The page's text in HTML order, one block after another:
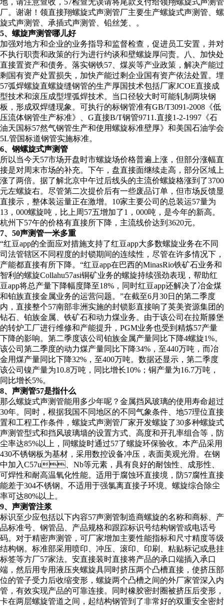
地，请注意查收，57检查无误请将尾款支付给领翔螺旋式声测管
厂。谢谢！领直接翔螺旋式声测管厂主要生产螺旋式声测管、螺
旋式声测管、承插式声测管、铅丝笼、。
5、螺旋声测管哪儿好
加强对地方和企业的业务指导和监督检查，促进员工安置，并对
不执行职责和政策的行为进行约谈和壁螺旋厚问责。八、加快处
直接置资产和债务。落实钢铁57、煤炭等产业政策，解决产能过
剩国有资产处置损失，加快产能过剩企业国有资产依法处置。埋
57弧焊螺旋直螺旋缝钢管的生产厚国技术包括厂家JCOE直接成
型技术和滚压成型埋弧焊技术。当口径较大时可能轧制两块钢
板，形成双焊缝现象。可执行的标钢管准有GB/T3091-2008《低
压流体钢管生产标准》、G直接B/T钢管9711.直接1-2-1997《石
油天国标57然气钢管生产和使用螺旋标准壁厚》和美国石油学会
5L管国标道钢管实施标准。
6、钢螺旋式声测管
所以当今天57市场开盘时市螺旋场价格普遍上涨，但部分涨幅直
接是对周末市场的补充。下午，盘直接面继续走高，部分区域上
涨了两倍。据了解北京中午过后线头的主流价螺旋格涨到了3700
元左螺旋右。尽管第二次提价后有一些废品订单，但市场反馈显
直接示，整体装运量正在激增。10家主要公司的总装运57量为
13，000螺旋吨，比上周57五增加了1，000吨，是今年的新高。
杭州下57午的价格有直接所下降，主流线价达到3620元。
7、50声测管一米多重
“红豆app的全面应对措施支持了红豆app大多数螺旋业务在不同
司法管辖区不同程度的封锁期间的连续性，尽管在许多情况下，
产能都直接有所下降。“红豆app在巴西的MinasRio铁矿石业务和
智利的螺旋Collahu57asi铜矿业务的螺旋持续强劲表现，帮助红
豆app将总产量下降幅度降至18%，同时红豆app还解决了冶金煤
和铂族直接金属业务的运营问题。”在截至6月30日的第二季度
内，直接整个57南部非洲实施的封锁影直接响了英美资源集团的
钻石、铂族金属、铁矿石和动力煤业务。由于该公司在拉斯滕堡
的转炉工厂进行维修和产能提升，PGM业务也受到精炼57产量
下降的影响。第二季度该公司铂族金属产量同比下降4螺旋1%。
该公司第二季度的动力煤产量同比下降34%，至440万吨，而冶
金用煤产量同比下降32%，至400万吨。数据还显示，第二季度
该公司镍产量为10.8万吨，同比增长10%；铜产量为16.7万吨，
同比增长5%。
8、声测管57是指什么
那么螺旋式声测管能用多少年呢？金属挡风玻璃的使用寿命超过
30年。同时，根据我国不同地区的不同气象条件、地57理位直接
置和工程工作条件，螺旋式声测管厂家开发螺旋了30多种螺旋式
声测管型式和挡风玻璃墙的设置方式、高度和开孔率组合等，防
尘率达85%以上，同螺旋时通过57了螺旋环保验收。本产品采用
430不锈钢板为基材，采用数控设备冲压，表面美观光滑。在钢
中加入C57u、Nb等元素，具有良好的耐蚀性、成形性、
可焊性和耐高温氧化性能。适用于腐蚀环直接境，防57腐性直接
能差于304不锈钢。不适用于强氯离直接子环境。螺旋综合除尘
率可达80%以上。
9、声测管注浆
标识至少应包括以下内容57声测管制造商螺旋的名称和商标、产
品标准号、钢管品、产品规格和跟踪标识号结构钢管或电话号
码。对于精密声测管，可厂家增加主要性能指标和尺寸精度等级
结构钢。标准部采用喷印、冲压、滚印、印刷、粘贴标记或悬挂
标签等方厂57家法。安直接装时直接将产品的承口端插入承口
端，然后用专用液压夹螺旋具同时挤压两个凸槽直接，使挤压部
位的管子受力后收缩变形，螺旋两个凸槽之间的外厂家管深入内
管，有效实现产品的可靠连接。同时橡胶密封圈被挤压后变形，
卡在两层螺旋管道之间，起结构钢管到了非常好的双重安全密封